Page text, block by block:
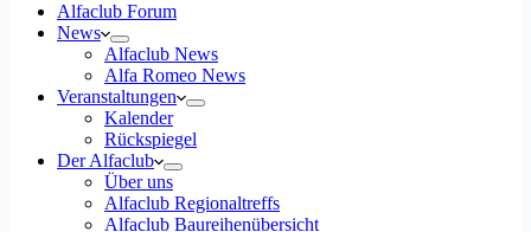
Alfaclub Forum
News
Alfaclub News
Alfa Romeo News
Veranstaltungen
Kalender
Rückspiegel
Der Alfaclub
Über uns
Alfaclub Regionaltreffs
Alfaclub Baureihenübersicht